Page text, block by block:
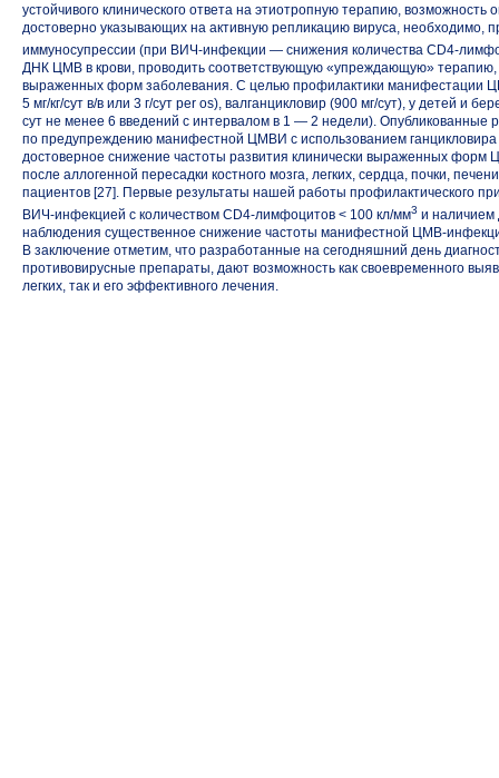
устойчивого клинического ответа на этиотропную терапию,
достоверно указывающих на активную репликацию вируса, необходимо,
иммуносупрессии (при ВИЧ-инфекции — снижения количества CD4-
ДНК ЦМВ в крови, проводить соответствующую «упреждающую» терапию,
выраженных форм заболевания. С целью профилактики манифестации
5 мг/кг/сут в/в или 3 г/сут per os), валганцикловир (900 мг/сут), у детей и
сут не менее 6 введений с интервалом в 1 — 2 недели). Опубликованные
по предупреждению манифестной ЦМВИ с использованием ганцикловира
достоверное снижение частоты развития клинически выраженных форм
после аллогенной пересадки костного мозга, легких, сердца, почки,
пациентов [27]. Первые результаты нашей работы профилактического
ВИЧ-инфекцией с количеством CD4-лимфоцитов < 100 кл/мм3 и наличием
наблюдения существенное снижение частоты манифестной ЦМВ-
В заключение отметим, что разработанные на сегодняшний день
противовирусные препараты, дают возможность как своевременного
легких, так и его эффективного лечения.